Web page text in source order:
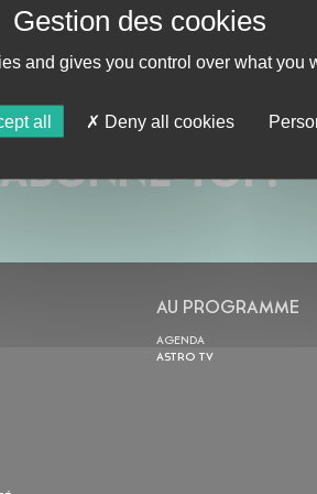
ABONNE-TOI !
AU PROGRAMME
AGENDA
ASTRO TV
and gives you control over what you
all Deny all cookies